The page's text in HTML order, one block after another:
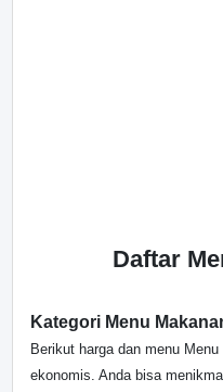
Daftar
Kategori Menu
Berikut harga dan menu
ekonomis. Anda bisa